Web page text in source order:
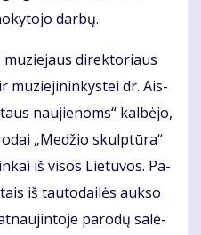
dar­bų.
di­rek­to­riaus
mu­zie­ji­nin­kys­tei dr. Ais­
nau­jie­noms“ kal­bė­jo,
„Me­džio skulp­tū­ra“
iš vi­sos Lie­tu­vos. Pa­
iš tau­to­dai­lės auk­so
pa­ro­dų sa­lė­